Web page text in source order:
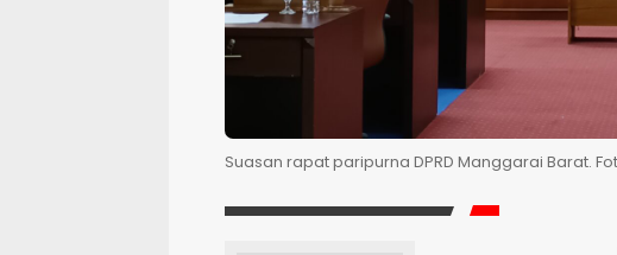
Suasan rapat paripurna DPRD Manggarai Barat.